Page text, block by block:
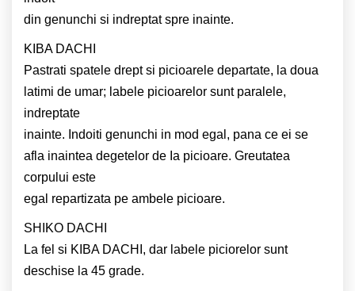
din genunchi si indreptat spre inainte.
KIBA DACHI
Pastrati spatele drept si picioarele departate, la doua
latimi de umar; labele picioarelor sunt paralele,
indreptate
inainte. Indoiti genunchi in mod egal, pana ce ei se
afla inaintea degetelor de Ia picioare. Greutatea
corpului este
egal repartizata pe ambele picioare.
SHIKO DACHI
La fel si KIBA DACHI, dar labele piciorelor sunt
deschise la 45 grade.